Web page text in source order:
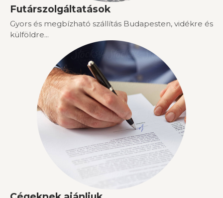
Futárszolgáltatások
Gyors és megbízható szállítás Budapesten, vidékre és
külföldre...